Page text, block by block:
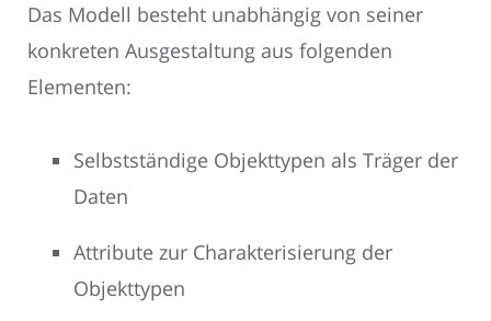
Das Modell besteht unabhängig von seiner
konkreten Ausgestaltung aus folgenden
Elementen:
Selbstständige Objekttypen als Träger der
Daten
Attribute zur Charakterisierung der
Objekttypen